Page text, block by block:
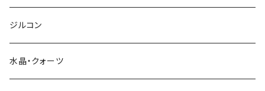
ジルコン
水晶・クォーツ